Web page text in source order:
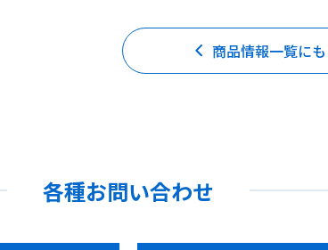
商品情報一覧に
各種お問い合わせ